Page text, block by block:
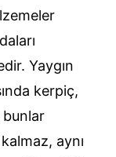
Yaygın
kerpiç,
bunlar
aynı